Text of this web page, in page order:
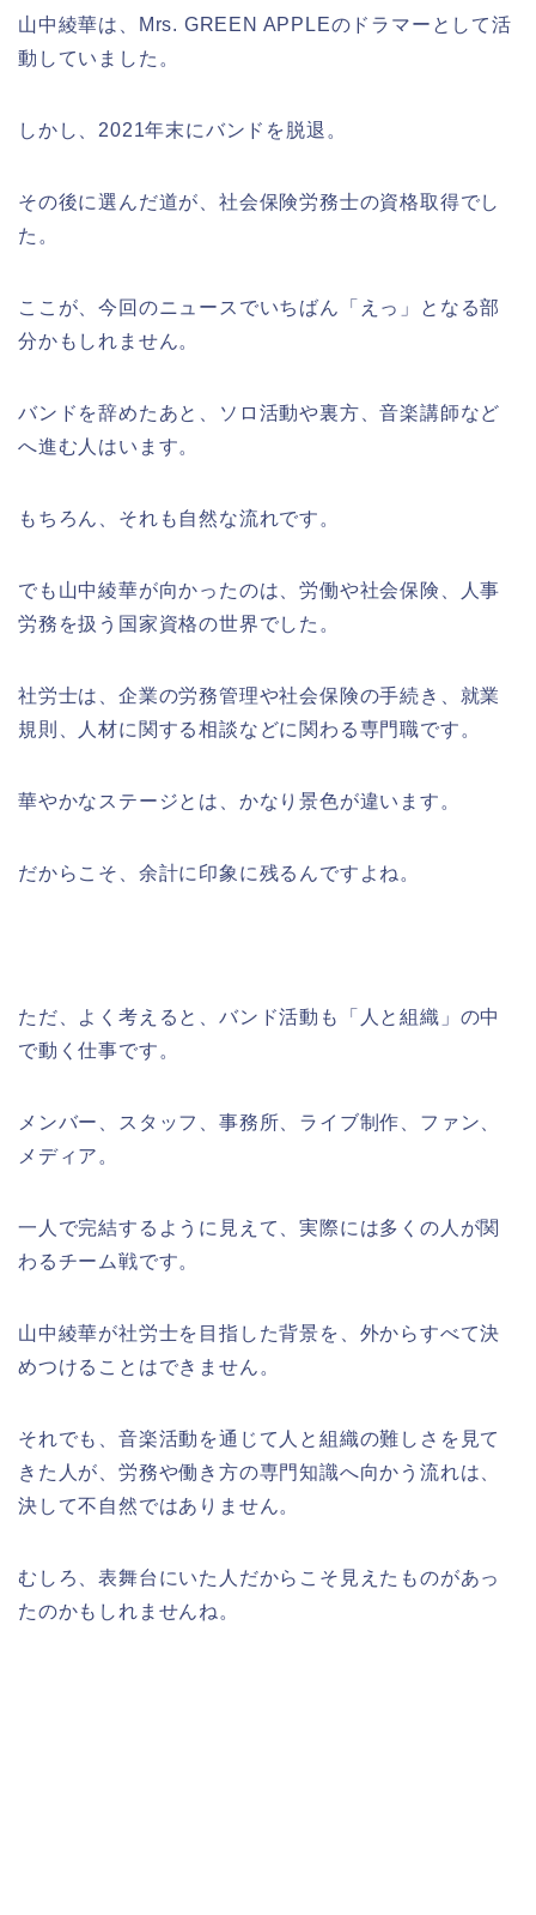
山中綾華は、Mrs. GREEN APPLEのドラマーとして活
動していました。
しかし、2021年末にバンドを脱退。
その後に選んだ道が、社会保険労務士の資格取得でし
た。
ここが、今回のニュースでいちばん「えっ」となる部
分かもしれません。
バンドを辞めたあと、ソロ活動や裏方、音楽講師など
へ進む人はいます。
もちろん、それも自然な流れです。
でも山中綾華が向かったのは、労働や社会保険、人事
労務を扱う国家資格の世界でした。
社労士は、企業の労務管理や社会保険の手続き、就業
規則、人材に関する相談などに関わる専門職です。
華やかなステージとは、かなり景色が違います。
だからこそ、余計に印象に残るんですよね。
ただ、よく考えると、バンド活動も「人と組織」の中
で動く仕事です。
メンバー、スタッフ、事務所、ライブ制作、ファン、
メディア。
一人で完結するように見えて、実際には多くの人が関
わるチーム戦です。
山中綾華が社労士を目指した背景を、外からすべて決
めつけることはできません。
それでも、音楽活動を通じて人と組織の難しさを見て
きた人が、労務や働き方の専門知識へ向かう流れは、
決して不自然ではありません。
むしろ、表舞台にいた人だからこそ見えたものがあっ
たのかもしれませんね。